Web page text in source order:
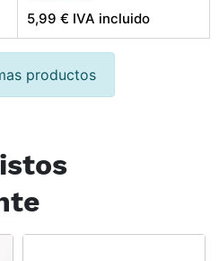
5,99 € IVA incluido
productos